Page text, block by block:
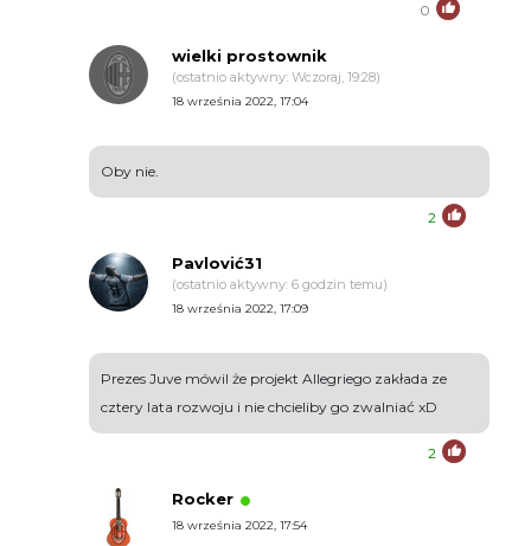
0
wielki prostownik
(ostatnio aktywny: Wczoraj, 19:28)
18 września 2022, 17:04
Oby nie.
2
Pavlović31
(ostatnio aktywny: 6 godzin temu)
18 września 2022, 17:09
Prezes Juve mówil że projekt Allegriego zakłada ze
cztery lata rozwoju i nie chcieliby go zwalniać xD
2
Rocker
18 września 2022, 17:54